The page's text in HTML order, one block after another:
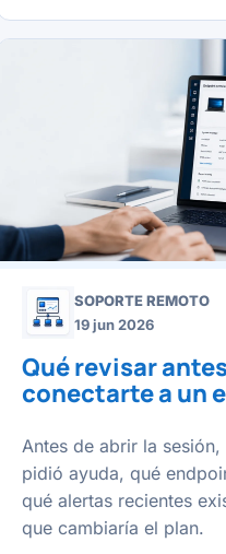
SOPORTE REMOTO
19 jun 2026
Qué revisar
conectarte a un
Antes de abrir la
pidió ayuda, qué
qué alertas recientes
que cambiaría el plan.